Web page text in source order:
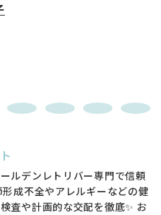
複雑に関わりあう遺伝子によ
合い10年以上になりますが、
を大幅に抑制することを実
態が分からないため、非常に
ているワンちゃんを購入する
に1頭程度に重度の股関節形
費は片足50万円以上と高額に
をご検討ください。
があるか判断をすることが出
が、股関節形成不全に対して
ルデンレトリバー専門で信頼
成不全やアレルギーなどの健
査や計画的な交配を徹底✨ お